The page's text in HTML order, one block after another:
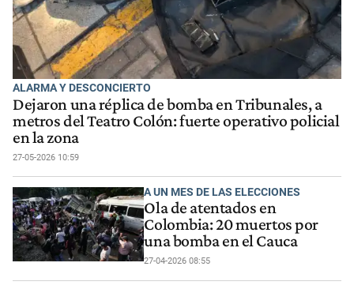
ALARMA Y DESCONCIERTO
Dejaron una réplica de bomba en Tribunales, a
metros del Teatro Colón: fuerte operativo policial
en la zona
27-05-2026 10:59
A UN MES DE LAS ELECCIONES
Ola de atentados en
Colombia: 20 muertos por
una bomba en el Cauca
27-04-2026 08:55